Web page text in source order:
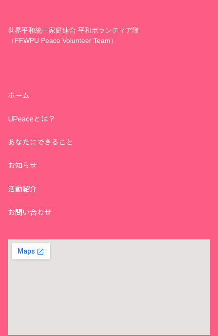
世界平和統一家庭連合 平和ボランティア隊
（FFWPU Peace Volunteer Team）
ホーム
UPeaceとは？
あなたにできること
お知らせ
活動紹介
お問い合わせ